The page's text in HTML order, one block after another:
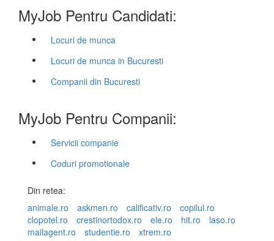
MyJob Pentru Candidati:
Locuri de munca
Locuri de munca in Bucuresti
Companii din Bucuresti
MyJob Pentru Companii:
Servicii companie
Coduri promotionale
Din retea:
animale.ro
askmen.ro calificativ.ro
copilul.ro
clopotel.ro
crestinortodox.ro ele.ro hit.ro
laso.ro
mailagent.ro
studentie.ro xtrem.ro